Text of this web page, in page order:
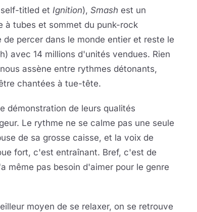
titled et Ignition), Smash est un
à tubes et sommet du punk-rock
percer dans le monde entier et reste le
avec 14 millions d'unités vendues. Rien
assène entre rythmes détonants,
chantées à tue-tête.
démonstration de leurs qualités
Le rythme ne se calme pas une seule
de sa grosse caisse, et la voix de
fort, c'est entraînant. Bref, c'est de
même pas besoin d'aimer pour le genre
moyen de se relaxer, on se retrouve